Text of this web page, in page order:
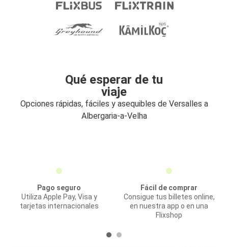
Qué esperar de tu
viaje
Opciones rápidas, fáciles y asequibles de Versalles a
Albergaria-a-Velha
Pago seguro
Utiliza Apple Pay, Visa y
tarjetas internacionales
Fácil de comprar
Consigue tus billetes online,
en nuestra app o en una
Flixshop